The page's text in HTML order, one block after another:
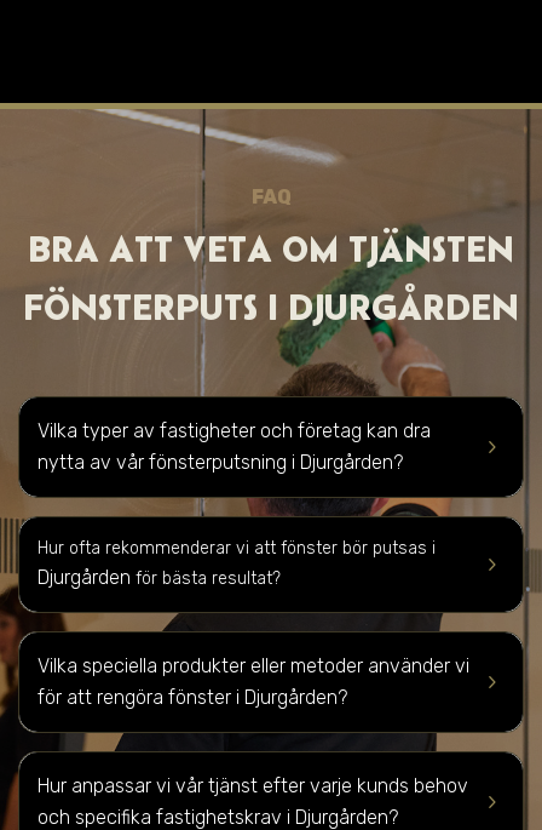
FAQ
BRA ATT VET A OM TJÄNSTEN
FÖNSTERPUTS I DJURGÅRDEN
keyboard_arrow_right
Vilka typer av fastigheter och företag kan dra
nytta av vår fönsterputsning i Djurgården?
keyboard_arrow_right
Hur ofta rekommenderar vi att fönster bör putsas i
Djurgården för bästa resultat?
keyboard_arrow_right
Vilka speciella produkter eller metoder använder vi
för att rengöra fönster i Djurgården?
keyboard_arrow_right
Hur anpassar vi vår tjänst efter varje kunds behov
och specifika fastighetskrav i Djurgården?